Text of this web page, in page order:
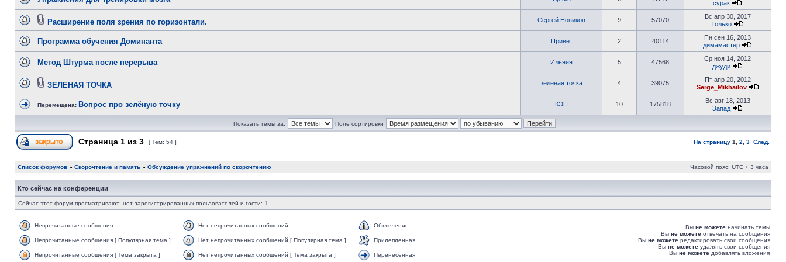
сурак
Расширение поля зрения по горизонтали. Сергей Новиков 9 57070
Вс апр 30, 2017
Только
Программа обучения Доминанта Привет 2 40114
Пн сен 16, 2013
димамастер
Метод Штурма после перерыва Ильяяя 5 47568
Ср ноя 14, 2012
джуди
ЗЕЛЕНАЯ ТОЧКА зеленая точка 4 39075
Пт апр 20, 2012
Serge_Mikhailov
Перемещена: Вопрос про зелёную точку КЭП 10 175818
Вс авг 18, 2013
Запад
Показать темы за: Поле сортировки
Страница 1 из 3 [ Тем: 54 ] На страницу 1 2 3 След.
Список форумов » Скорочтение и память » Обсуждение упражнений по скорочтению Часовой пояс: UTC + 3 часа
Кто сейчас на конференции
Сейчас этот форум просматривают: нет зарегистрированных пользователей и гости: 1
Непрочитанные сообщения Нет непрочитанных сообщений Объявление
Непрочитанные сообщения [ Популярная тема ] Нет непрочитанных сообщений [ Популярная тема ] Прилепленная
Непрочитанные сообщения [ Тема закрыта ] Нет непрочитанных сообщений [ Тема закрыта ] Перенесённая
Вы не можете начинать темы
Вы не можете отвечать на сообщения
Вы не можете редактировать свои сообщения
Вы не можете удалять свои сообщения
Вы не можете добавлять вложения